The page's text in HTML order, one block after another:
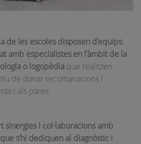
de les escoles disposen d’equips
amb especialistes en l’àmbit de la
o logopèdia que realitzen
de donar recomanacions i
i als pares.
sinergies i col·laboracions amb
s’hi dediquen al diagnòstic i